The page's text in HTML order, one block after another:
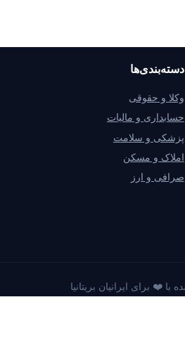
دسته‌بندی‌ها
وکلا و حقوقی
حسابداری و مالیات
پزشکی و سلامت
املاک و مسکن
صرافی و ارز